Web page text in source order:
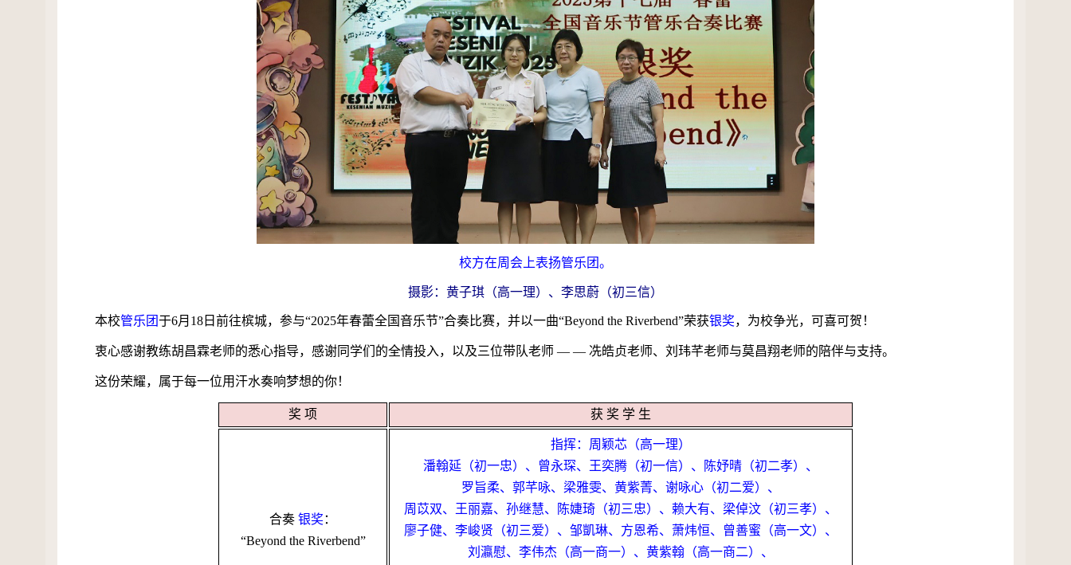
校方在周会上表扬管乐团。
摄影：黄子琪（高一理）、李思蔚（初三信）
本校管乐团于6月 18 日前往槟城，参与“2025年春蕾全国音乐节”合奏比赛，并以一曲“Beyond the River­bend”荣获银奖，为校争光，可喜可贺！
衷心感谢教练胡昌霖老师的悉心指导，感谢同学们的全情投入，以及三位带队老师 — — 冼皓贞老师、刘玮芊老师与莫昌翔老师的陪伴与支持。
这份荣耀，属于每一位用汗水奏响梦想的你！
奖 项 获 奖 学 生
合奏 银奖 ：
“Beyond the Riverbend”
指挥：周颖芯（高一理）
潘翰延（初一忠）、曾永琛、王奕腾（初一信）、陈妤晴（初二孝）、
罗旨柔、郭芊咏、梁雅雯、黄紫菁、谢咏心（初二爱）、
周苡双、王丽嘉、孙继慧、陈婕琦（初三忠）、赖大有、梁倬汶（初三孝）、
廖子健、李峻贤（初三爱）、邹凱琳、方恩希、萧炜恒、曾善蜜（高一文）、
刘瀛慰、李伟杰（高一商一）、黄紫翰（高一商二）、